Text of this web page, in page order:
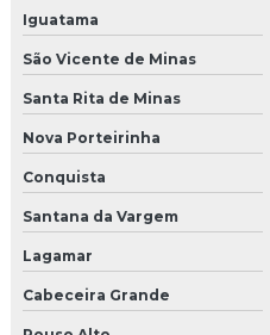
Iguatama
São Vicente de Minas
Santa Rita de Minas
Nova Porteirinha
Conquista
Santana da Vargem
Lagamar
Cabeceira Grande